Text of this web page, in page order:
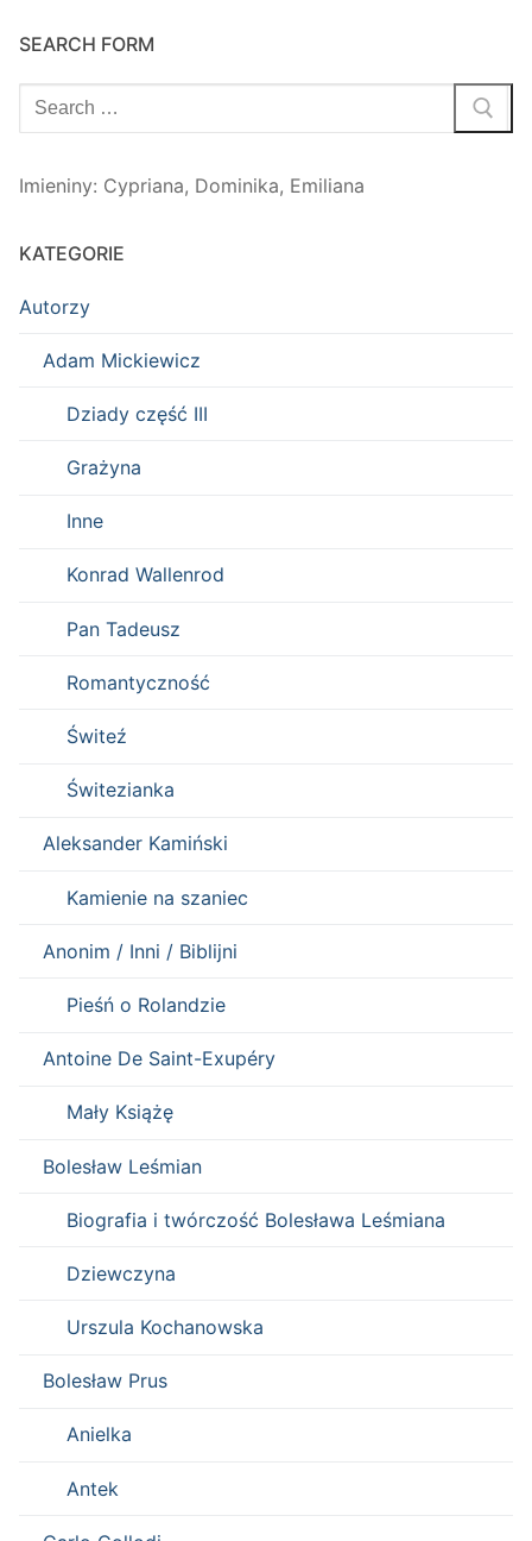
SEARCH FORM
Szukaj:
Imieniny: Cypriana, Dominika, Emiliana
KATEGORIE
Autorzy
Adam Mickiewicz
Dziady część III
Grażyna
Inne
Konrad Wallenrod
Pan Tadeusz
Romantyczność
Świteź
Świtezianka
Aleksander Kamiński
Kamienie na szaniec
Anonim / Inni / Biblijni
Pieśń o Rolandzie
Antoine De Saint-Exupéry
Mały Książę
Bolesław Leśmian
Biografia i twórczość Bolesława Leśmiana
Dziewczyna
Urszula Kochanowska
Bolesław Prus
Anielka
Antek